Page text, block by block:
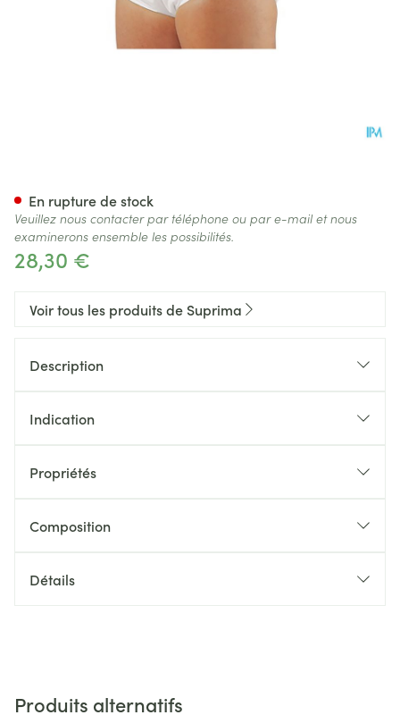
28,30 €
En rupture de stock
Veuillez nous contacter par téléphone ou par e-mail et nous
examinerons ensemble les possibilités.
Voir tous les produits de Suprima
Description
Indication
Propriétés
Composition
Détails
Produits alternatifs